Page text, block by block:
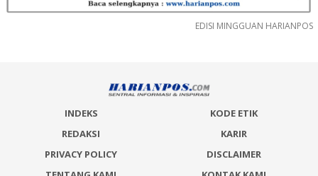
EDISI MINGGUAN HARIANPOS
INDEKS
KODE ETIK
REDAKSI
KARIR
PRIVACY POLICY
DISCLAIMER